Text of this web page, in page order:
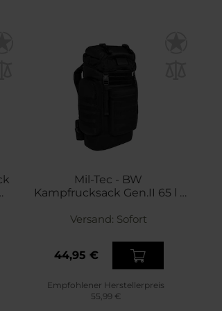
Mil-Tec - BW
Kampfrucksack Gen.II 65 l -
Versand: Sofort
44,95 €
Empfohlener Herstellerpreis
55,99 €